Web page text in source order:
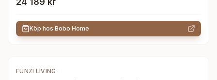
Köp hos Bobo Home
FUNZI LIVING